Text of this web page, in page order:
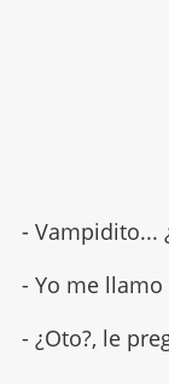
- Vampidito...
- Yo me llamo
- ¿Oto?, le